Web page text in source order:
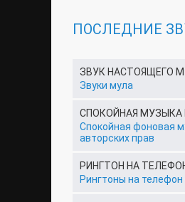
ПОСЛЕДНИЕ
ЗВУК НАСТОЯЩЕГО
Звуки мула
СПОКОЙНАЯ МУЗЫКА
Спокойная фоновая
авторских прав
РИНГТОН НА
Рингтоны на